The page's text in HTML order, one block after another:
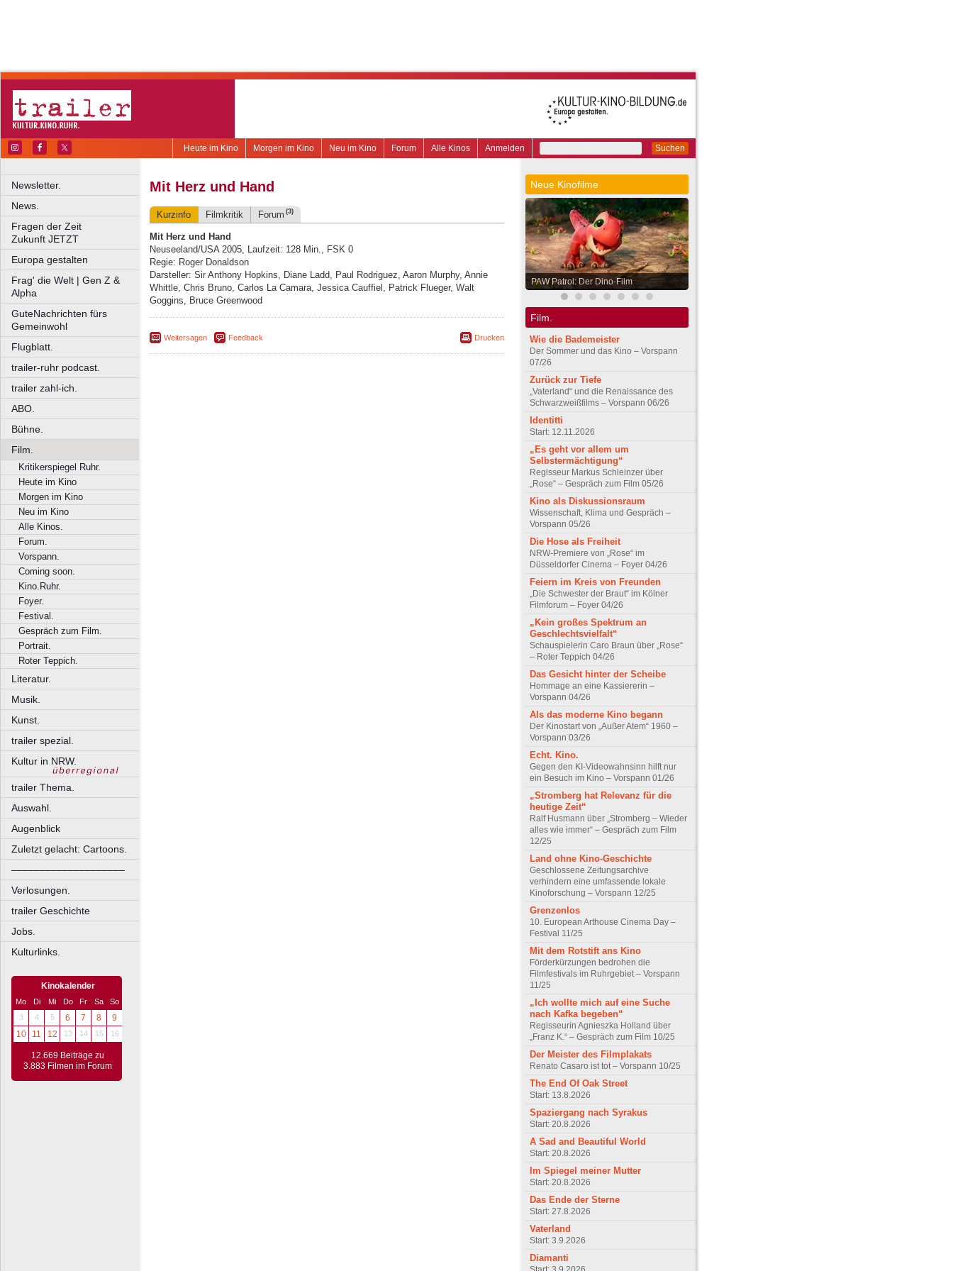
Suchen
Anmelden
Alle Kinos
Forum
Neu im Kino
Morgen im Kino
Heute im Kino
Newsletter.
News.
Fragen der Zeit
Zukunft JETZT
Europa gestalten
Frag' die Welt | Gen Z &
Alpha
GuteNachrichten fürs
Gemeinwohl
Flugblatt.
trailer-ruhr podcast.
trailer zahl-ich.
ABO.
Bühne.
Film.
Kritikerspiegel Ruhr.
Heute im Kino
Morgen im Kino
Neu im Kino
Alle Kinos.
Forum.
Vorspann.
Coming soon.
Kino.Ruhr.
Foyer.
Festival.
Gespräch zum Film.
Portrait.
Roter Teppich.
Literatur.
Musik.
Kunst.
trailer spezial.
Kultur in NRW.
trailer Thema.
Auswahl.
Augenblick
Zuletzt gelacht: Cartoons.
––––––––––––––––––––
Verlosungen.
trailer Geschichte
Jobs.
Kulturlinks.
Kinokalender
Mo Di Mi Do Fr Sa
So
3
4 5 6 7 8
9
10
11 12 13 14 15 16
12.669 Beiträge zu
3.883 Filmen im Forum
Mit Herz und Hand
Kurzinfo Filmkritik Forum (3)
Mit Herz und Hand
Neuseeland/USA 2005, Laufzeit: 128 Min., FSK 0
Regie: Roger Donaldson
Darsteller: Sir Anthony Hopkins, Diane Ladd, Paul Rodriguez, Aaron Murphy, Annie
Whittle, Chris Bruno, Carlos La Camara, Jessica Cauffiel, Patrick Flueger, Walt
Goggins, Bruce Greenwood
Weitersagen Feedback Drucken
Neue Kinofilme
PAW Patrol: Der Dino-Film
Film.
Wie die Bademeister
Der Sommer und das Kino – Vorspann
07/26
Zurück zur Tiefe
„Vaterland“ und die Renaissance des
Schwarzweißfilms – Vorspann 06/26
Identitti
Start: 12.11.2026
„Es geht vor allem um
Selbstermächtigung“
Regisseur Markus Schleinzer über
„Rose“ – Gespräch zum Film 05/26
Kino als Diskussionsraum
Wissenschaft, Klima und Gespräch –
Vorspann 05/26
Die Hose als Freiheit
NRW-Premiere von „Rose“ im
Düsseldorfer Cinema – Foyer 04/26
Feiern im Kreis von Freunden
„Die Schwester der Braut“ im Kölner
Filmforum – Foyer 04/26
„Kein großes Spektrum an
Geschlechtsvielfalt“
Schauspielerin Caro Braun über „Rose“
– Roter Teppich 04/26
Das Gesicht hinter der Scheibe
Hommage an eine Kassiererin –
Vorspann 04/26
Als das moderne Kino begann
Der Kinostart von „Außer Atem“ 1960 –
Vorspann 03/26
Echt. Kino.
Gegen den KI-Videowahnsinn hilft nur
ein Besuch im Kino – Vorspann 01/26
„Stromberg hat Relevanz für die
heutige Zeit“
Ralf Husmann über „Stromberg – Wieder
alles wie immer“ – Gespräch zum Film
12/25
Land ohne Kino-Geschichte
Geschlossene Zeitungsarchive
verhindern eine umfassende lokale
Kinoforschung – Vorspann 12/25
Grenzenlos
10. European Arthouse Cinema Day –
Festival 11/25
Mit dem Rotstift ans Kino
Förderkürzungen bedrohen die
Filmfestivals im Ruhrgebiet – Vorspann
11/25
„Ich wollte mich auf eine Suche
nach Kafka begeben“
Regisseurin Agnieszka Holland über
„Franz K.“ – Gespräch zum Film 10/25
Der Meister des Filmplakats
Renato Casaro ist tot – Vorspann 10/25
The End Of Oak Street
Start: 13.8.2026
Spaziergang nach Syrakus
Start: 20.8.2026
A Sad and Beautiful World
Start: 20.8.2026
Im Spiegel meiner Mutter
Start: 20.8.2026
Das Ende der Sterne
Start: 27.8.2026
Vaterland
Start: 3.9.2026
Diamanti